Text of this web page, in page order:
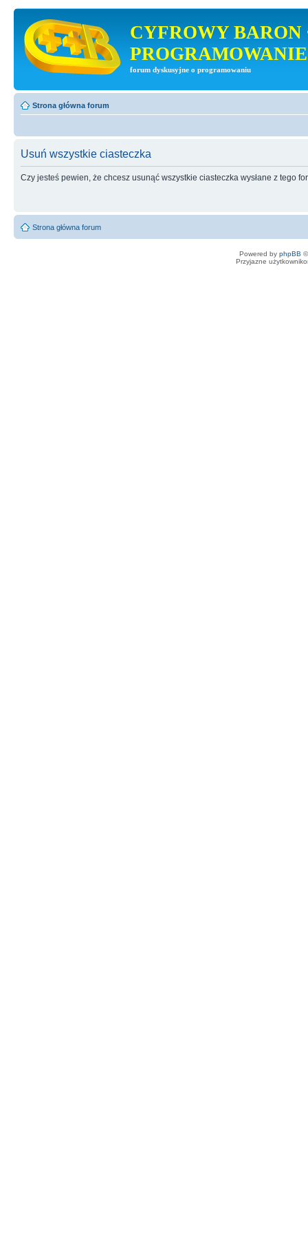
CYFROWY BARON
PROGRAMOWANIE
forum dyskusyjne o programowaniu
Strona główna forum
Usuń wszystkie ciasteczka
Czy jesteś pewien, że chcesz usunąć wszystkie ciasteczka wysłane z tego
Strona główna forum
Powered by phpBB
Przyjazne